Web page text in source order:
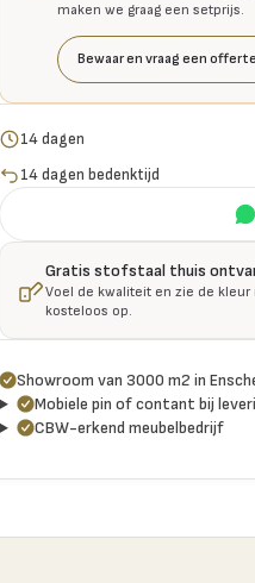
maken we graag een setprijs.
Bewaar en vraag een offerte
14 dagen
14 dagen bedenktijd
Gratis stofstaal thuis
Voel de kwaliteit en zie de kleur
kosteloos op.
Showroom van 3000 m2 in
Mobiele pin of contant bij
CBW-erkend meubelbedrijf